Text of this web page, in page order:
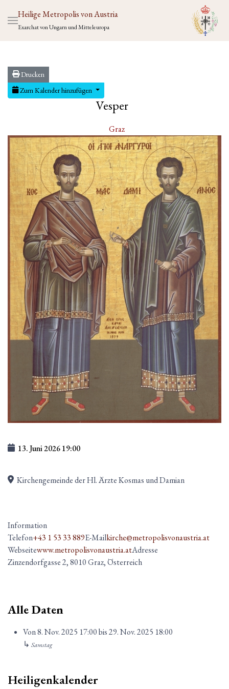
Heilige Metropolis von Austria
Exarchat von Ungarn und Mitteleuropa
Drucken
Zum Kalender hinzufügen
Vesper
Graz
13. Juni 202619:00
Kirchengemeinde der Hl. Ärzte Kosmas und Damian
Information
Telefon+43 1 53 33 889E-Mailkirche@metropolisvonaustria.at
Webseitewww.metropolisvonaustria.atAdresse
Zinzendorfgasse 2, 8010 Graz, Österreich
Alle Daten
Von8. Nov. 2025 17:00bis29. Nov. 2025 18:00
↳ Samstag
Heiligenkalender